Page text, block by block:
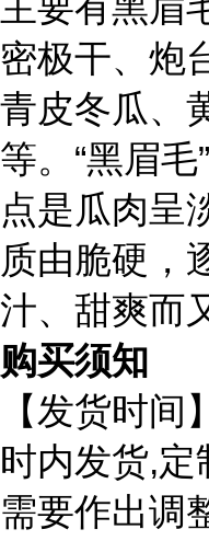
密极干、炮
青皮冬瓜、
等。“黑眉毛
点是瓜肉呈
质由脆硬，
汁、甜爽而
购买须知
【发货时间
时内发货,定
需要作出调